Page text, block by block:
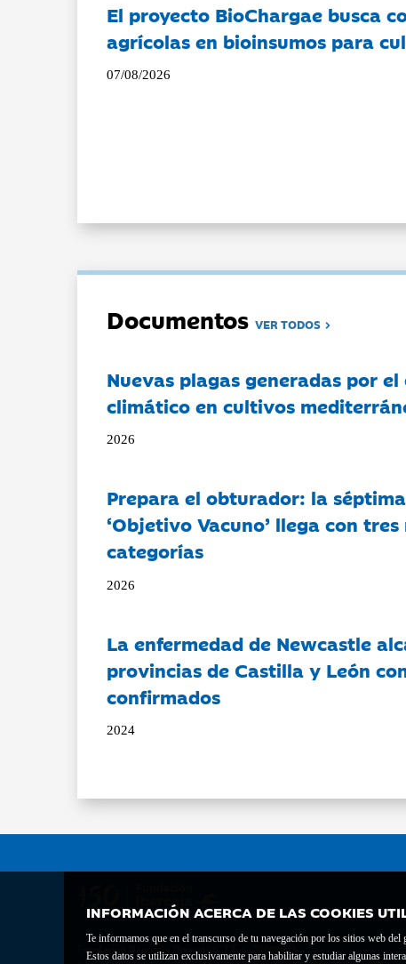
INFORMACIÓN ACERCA DE LAS COOKIES
Te informamos que en el transcurso de tu navegación por los sitios web
Estos datos se utilizan exclusivamente para habilitar y estudiar algunas
El proyecto BioChargae busca
agrícolas en bioinsumos para
07/08/2026
DocumentosVER TODOS
Nuevas plagas generadas por el
climático en cultivos
2026
Prepara el obturador: la
‘Objetivo Vacuno’ llega con
categorías
2026
La enfermedad de Newcastle
provincias de Castilla y León
confirmados
2024
Fundación Bancaria Ibercaja C.I.F. G-50000652.